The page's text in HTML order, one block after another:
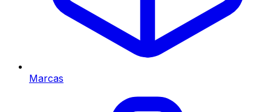
Marcas